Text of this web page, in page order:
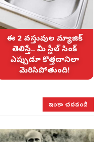
ఈ 2 వస్తువుల మ్యాజిక్
తెలిస్తే.. మీ స్టీల్ సింక్
ఎప్పుడూ కొత్తదానిలా
మెరిసిపోతుంది!
ఇంకా చదవండి